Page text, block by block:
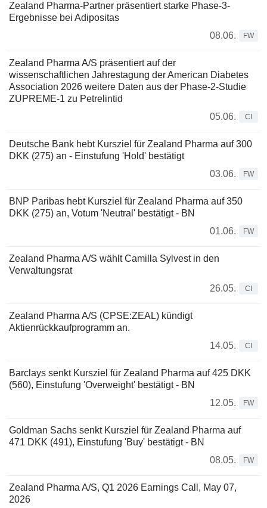
Zealand Pharma-Partner präsentiert starke Phase-3-
Ergebnisse bei Adipositas
08.06.
FW
Zealand Pharma A/S präsentiert auf der
wissenschaftlichen Jahrestagung der American Diabetes
Association 2026 weitere Daten aus der Phase-2-Studie
ZUPREME-1 zu Petrelintid
05.06.
CI
Deutsche Bank hebt Kursziel für Zealand Pharma auf 300
DKK (275) an - Einstufung 'Hold' bestätigt
03.06.
FW
BNP Paribas hebt Kursziel für Zealand Pharma auf 350
DKK (275) an, Votum 'Neutral' bestätigt - BN
01.06.
FW
Zealand Pharma A/S wählt Camilla Sylvest in den
Verwaltungsrat
26.05.
CI
Zealand Pharma A/S (CPSE:ZEAL) kündigt
Aktienrückkaufprogramm an.
14.05.
CI
Barclays senkt Kursziel für Zealand Pharma auf 425 DKK
(560), Einstufung 'Overweight' bestätigt - BN
12.05.
FW
Goldman Sachs senkt Kursziel für Zealand Pharma auf
471 DKK (491), Einstufung 'Buy' bestätigt - BN
08.05.
FW
Zealand Pharma A/S, Q1 2026 Earnings Call, May 07,
2026